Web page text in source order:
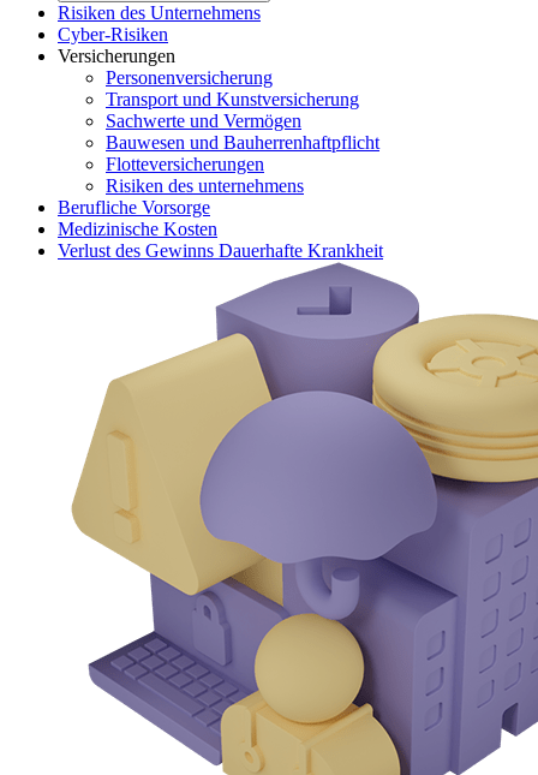
Risiken des Unternehmens
Cyber-Risiken
Versicherungen
Personenversicherung
Transport und Kunstversicherung
Sachwerte und Vermögen
Bauwesen und Bauherrenhaftpflicht
Flotteversicherungen
Risiken des unternehmens
Berufliche Vorsorge
Medizinische Kosten
Verlust des Gewinns Dauerhafte Krankheit